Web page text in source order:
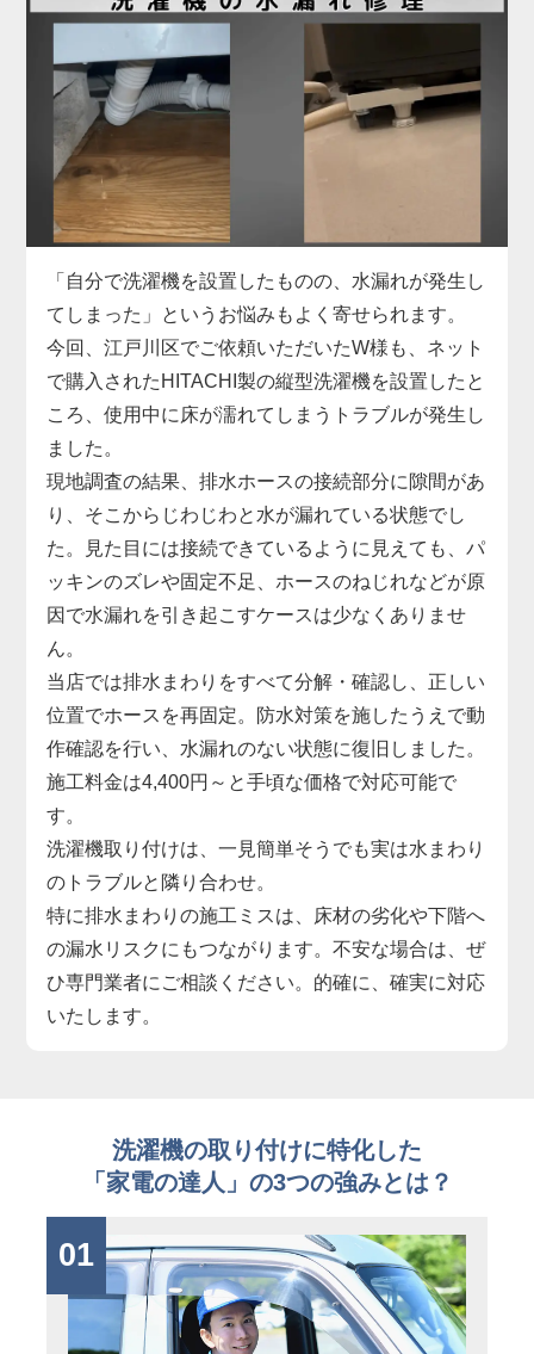
にお困りでした。
具体的には、給水ホースの形状がご自宅の水栓と合
わず、さらに排水ホースも短くて排水口まで届かな
い状態。当店では、現地の設備に合った専用の給水
ホースをその場で用意し、排水ホースも延長パーツ
で対応。しっかりと固定・接続を行い、動作確認ま
で丁寧にサポートしました。施工料金は3,300円～
で、無駄な出費を抑えつつ、安全に取り付けを完了
しています。
洗濯機取り付けは、本体だけでなく「設置環境に合
った付属品の選定」がとても重要です。特に中古品
の場合、部品の欠品や劣化があることも多いため、
専門業者による現地対応でスムーズに解決するのが
安心です。お困りの際はぜひお気軽にご相談くださ
い。
「自分で洗濯機を設置したものの、水漏れが発生し
てしまった」というお悩みもよく寄せられます。
今回、江戸川区でご依頼いただいたW様も、ネット
で購入されたHITACHI製の縦型洗濯機を設置したと
ころ、使用中に床が濡れてしまうトラブルが発生し
ました。
現地調査の結果、排水ホースの接続部分に隙間があ
り、そこからじわじわと水が漏れている状態でし
た。見た目には接続できているように見えても、パ
ッキンのズレや固定不足、ホースのねじれなどが原
因で水漏れを引き起こすケースは少なくありませ
ん。
当店では排水まわりをすべて分解・確認し、正しい
位置でホースを再固定。防水対策を施したうえで動
作確認を行い、水漏れのない状態に復旧しました。
施工料金は4,400円～と手頃な価格で対応可能で
す。
洗濯機取り付けは、一見簡単そうでも実は水まわり
のトラブルと隣り合わせ。
特に排水まわりの施工ミスは、床材の劣化や下階へ
の漏水リスクにもつながります。不安な場合は、ぜ
ひ専門業者にご相談ください。的確に、確実に対応
いたします。
洗濯機の取り付けに特化した
「家電の達人」の3つの強みとは？
01